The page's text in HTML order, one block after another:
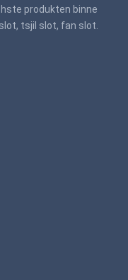
produkten binne
tsjil slot, fan slot.